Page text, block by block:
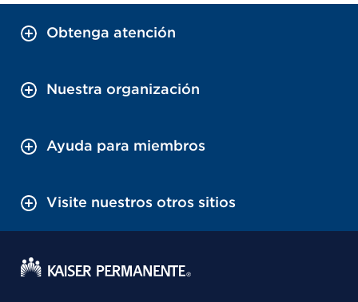
Obtenga atención
Nuestra organización
Ayuda para miembros
Visite nuestros otros sitios